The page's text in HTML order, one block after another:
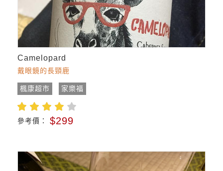
Camelopard
戴眼鏡的長頸鹿
楓康超市 家樂福
參考價： $299